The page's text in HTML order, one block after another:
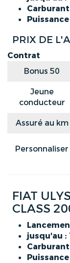
PRIX DE
Contrat
Bonus 50
Jeune
conducteur
Assuré au km
Personnaliser
FIAT
CLASS
jusqu'au :